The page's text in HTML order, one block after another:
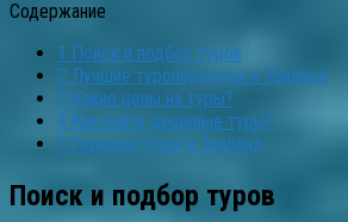
Содержание
1 Поиск и подбор туров
2 Лучшие туроператоры в Таиланд
3 Какие цены на туры?
4 Как найти дешевые туры?
5 Горящие туры в Таиланд
Поиск и подбор туров